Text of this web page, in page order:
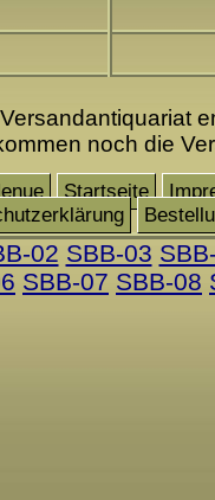
noch die
Startseite
02 SBB-03
SBB-07 SBB-08